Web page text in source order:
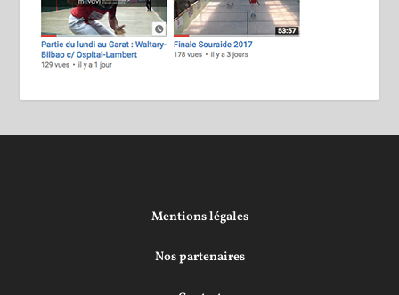
Mentions légales
Nos partenaires